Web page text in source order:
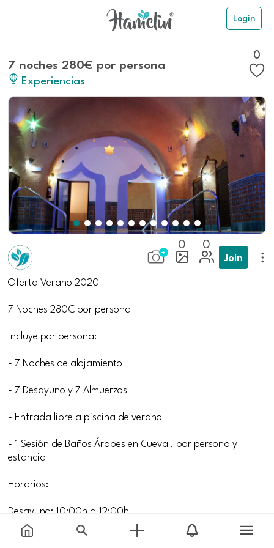
Login
7 noches 280€ por persona
Experiencias
0
0 0
Join
Oferta Verano 2020
7 Noches 280€ por persona
Incluye por persona:
- 7 Noches de alojamiento
- 7 Desayuno y 7 Almuerzos
- Entrada libre a piscina de verano
- 1 Sesión de Baños Árabes en Cueva , por persona y
estancia
Horarios:
Desayuno: 10:00h a 12:00h
Almuerzo: 13:00h a 16:00h